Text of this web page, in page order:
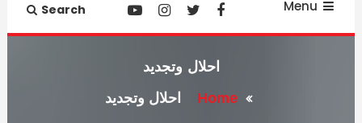
Menu
Search
احلال وتجديد
Home احلال وتجديد